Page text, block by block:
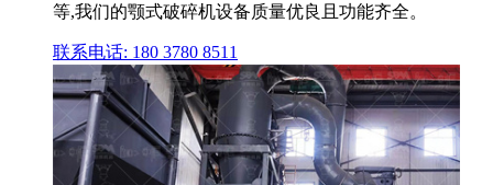
等,我们的颚式破碎机设备质量优良且功能齐全。
联系电话: 180 3780 8511